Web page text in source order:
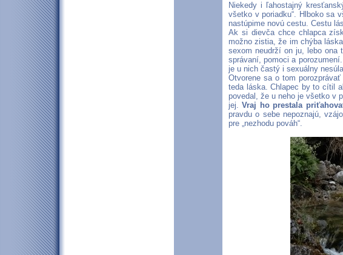
Niekedy i ľahostajný
všetko v poriadku“. Hlboko sa
nastúpime novú cestu. Cestu
Ak si dievča chce chlapca
možno zistia, že im chýba
sexom neudrží on ju, lebo ona
správaní, pomoci a
je u nich častý i sexuálny
Otvorene sa o tom
teda láska. Chlapec by to cítil
povedal, že u neho je všetko v
jej.Vraj ho prestala
pravdu o sebe nepoznajú,
pre „nezhodu pováh“.